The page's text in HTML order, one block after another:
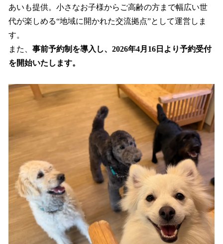
あいも提供。小さなお子様からご高齢の方まで幅広い世
代が楽しめる“地域に開かれた交流拠点”として運営しま
す。
また、 事前予約制を導入し、2026年4月16日より予約受付
を開始いたします。